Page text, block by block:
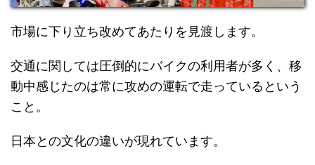
市場に下り立ち改めてあたりを見渡します。
交通に関しては圧倒的にバイクの利用者が多く、移
動中感じたのは常に攻めの運転で走っているという
こと。
日本との文化の違いが現れています。